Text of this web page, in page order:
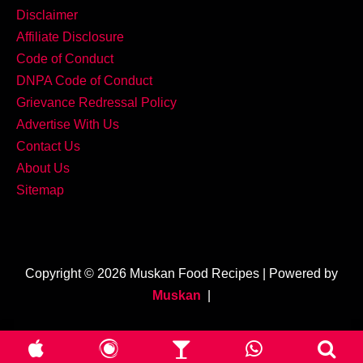
Disclaimer
Affiliate Disclosure
Code of Conduct
DNPA Code of Conduct
Grievance Redressal Policy
Advertise With Us
Contact Us
About Us
Sitemap
Copyright © 2026 Muskan Food Recipes | Powered by
Muskan |